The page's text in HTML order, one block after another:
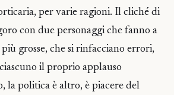
per varie ragioni. Il cliché di
con due personaggi che fanno a
più grosse, che si rinfacciano errori,
il proprio applauso
la politica è altro, è piacere del